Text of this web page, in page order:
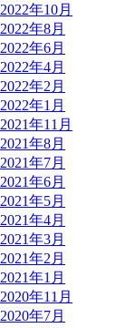
2022年10月
2022年8月
2022年6月
2022年4月
2022年2月
2022年1月
2021年11月
2021年8月
2021年7月
2021年6月
2021年5月
2021年4月
2021年3月
2021年2月
2021年1月
2020年11月
2020年7月